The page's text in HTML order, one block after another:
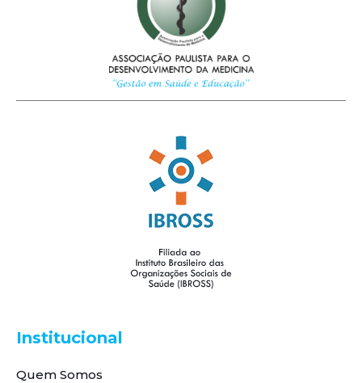
Institucional
Quem Somos